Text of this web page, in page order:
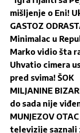
mišljenje o Eni!
GASTOZ
Minimalac u
Marko vidio šta
Uhvatio cimera
pred svima! ŠOK
MILJANINE
do sada nije
MUNJEZOV
televizije saznali